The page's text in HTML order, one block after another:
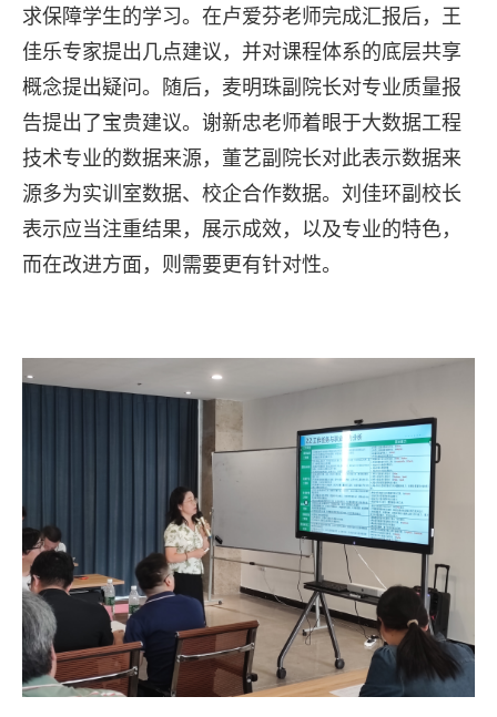
求保障学生的学习。在卢爱芬老师完成汇报后，王
佳乐专家提出几点建议，并对课程体系的底层共享
概念提出疑问。随后，麦明珠副院长对专业质量报
告提出了宝贵建议。谢新忠老师着眼于大数据工程
技术专业的数据来源，董艺副院长对此表示数据来
源多为实训室数据、校企合作数据。刘佳环副校长
表示应当注重结果，展示成效，以及专业的特色，
而在改进方面，则需要更有针对性。